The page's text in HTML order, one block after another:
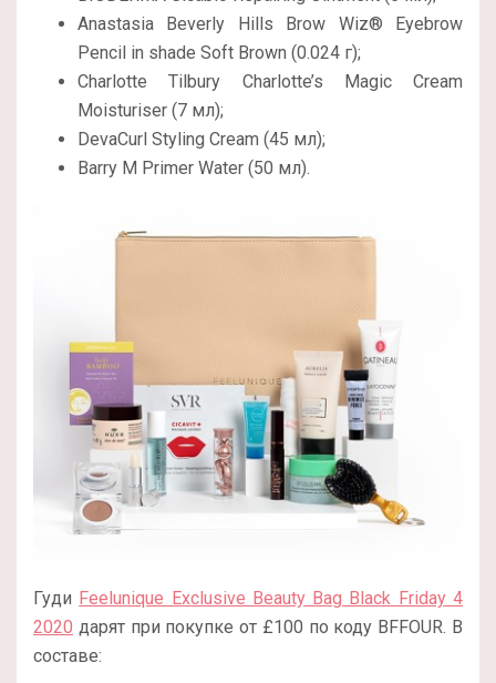
Anastasia Beverly Hills Brow Wiz® Eyebrow
Pencil in shade Soft Brown (0.024 г);
Charlotte Tilbury Charlotte’s Magic Cream
Moisturiser (7 мл);
DevaCurl Styling Cream (45 мл);
Barry M Primer Water (50 мл).
Гуди Feelunique Exclusive Beauty Bag Black Friday 4
2020 дарят при покупке от £100 по коду BFFOUR. В
составе: